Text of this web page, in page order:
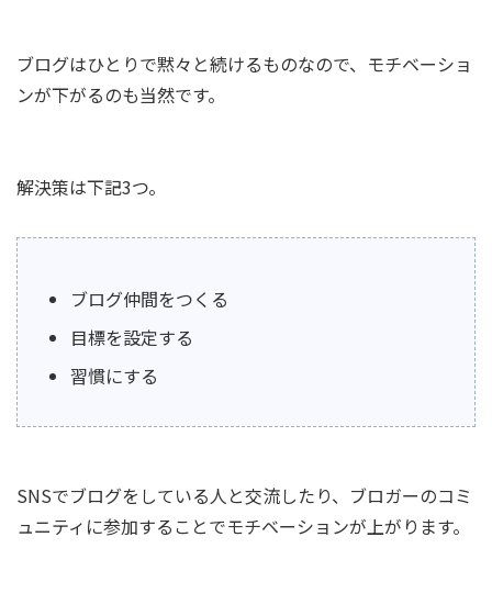
ブログはひとりで黙々と続けるものなので、モチベーショ
ンが下がるのも当然です。
解決策は下記3つ。
ブログ仲間をつくる
目標を設定する
習慣にする
SNSでブログをしている人と交流したり、ブロガーのコミ
ュニティに参加することでモチベーションが上がります。